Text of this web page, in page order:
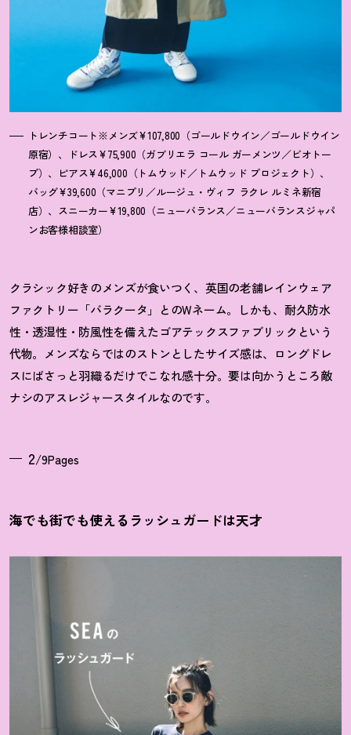
トレンチコート※メンズ¥107,800（ゴールドウイン／ゴールドウイン
原宿）、ドレス¥75,900（ガブリエラ コール ガーメンツ／ビオトー
プ）、ピアス¥46,000（トムウッド／トムウッド プロジェクト）、
バッグ¥39,600（マニプリ／ルージュ・ヴィフ ラクレ ルミネ新宿
店）、スニーカー¥19,800（ニューバランス／ニューバランスジャパ
ンお客様相談室）
クラシック好きのメンズが食いつく、英国の老舗レインウェア
ファクトリー「バラクータ」とのWネーム。しかも、耐久防水
性・透湿性・防風性を備えたゴアテックスファブリックという
代物。メンズならではのストンとしたサイズ感は、ロングドレ
スにばさっと羽織るだけでこなれ感十分。要は向かうところ敵
ナシのアスレジャースタイルなのです。
2/9Pages
海でも街でも使えるラッシュガードは天才